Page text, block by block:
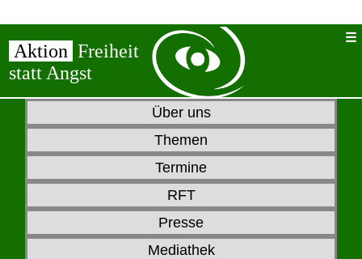
Aktion Freiheit
statt Angst
Über uns
Themen
Termine
RFT
Presse
Mediathek